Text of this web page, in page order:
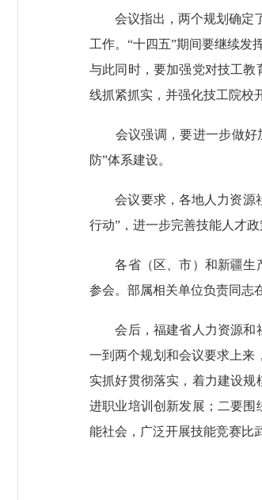
会议指出，两个规划确定了
工作。“十四五”期间要继续发
与此同时，要加强党对技工
线抓紧抓实，并强化技工院校
会议强调，要进一步做好加
防”体系建设。
会议要求，各地人力资源社
行动”，进一步完善技能人才
各省（区、市）和新疆生产
参会。部属相关单位负责同志
会后，福建省人力资源和社
一到两个规划和会议要求上来
实抓好贯彻落实，着力建设
进职业培训创新发展；二要
能社会，广泛开展技能竞赛比